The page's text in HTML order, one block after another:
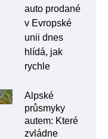
auto prodané
v Evropské
unii dnes
hlídá, jak
rychle
Alpské
průsmyky
autem: Které
zvládne